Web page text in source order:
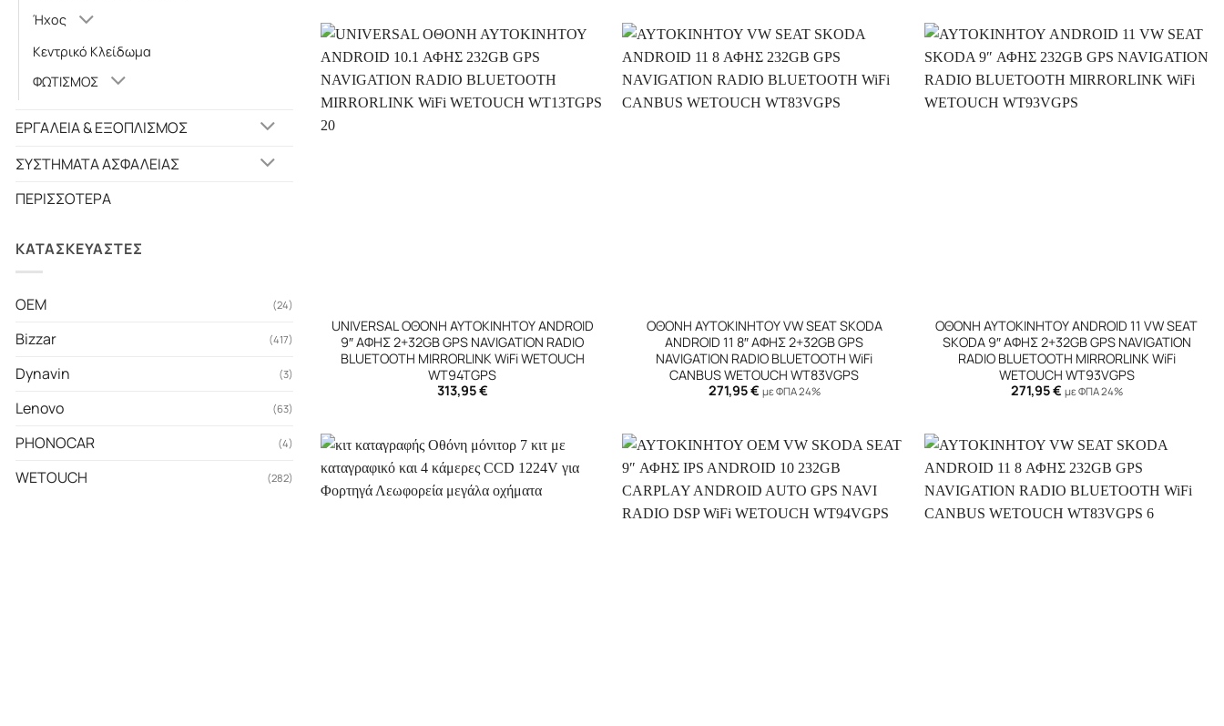
Ήχος
Κεντρικό Κλείδωμα
ΦΩΤΙΣΜΟΣ
ΕΡΓΑΛΕΙΑ & ΕΞΟΠΛΙΣΜΟΣ
ΣΥΣΤΗΜΑΤΑ ΑΣΦΑΛΕΙΑΣ
ΠΕΡΙΣΣΟΤΕΡΑ
ΚΑΤΑΣΚΕΥΑΣΤΕΣ
OEM (24)
Bizzar (417)
Dynavin (3)
Lenovo (63)
PHONOCAR (4)
WETOUCH (282)
UNIVERSAL ΟΘΟΝΗ ΑΥΤΟΚΙΝΗΤΟΥ ANDROID
9″ ΑΦΗΣ 2+32GB GPS NAVIGATION RADIO
BLUETOOTH MIRRORLINK WiFi WETOUCH
WT94TGPS
313,95€
ΟΘΟΝΗ ΑΥΤΟΚΙΝΗΤΟΥ VW SEAT SKODA
ANDROID 11 8″ ΑΦΗΣ 2+32GB GPS
NAVIGATION RADIO BLUETOOTH WiFi
CANBUS WETOUCH WT83VGPS
271,95€ με ΦΠΑ 24%
ΟΘΟΝΗ ΑΥΤΟΚΙΝΗΤΟΥ ANDROID 11 VW SEAT
SKODA 9″ ΑΦΗΣ 2+32GB GPS NAVIGATION
RADIO BLUETOOTH MIRRORLINK WiFi
WETOUCH WT93VGPS
271,95€ με ΦΠΑ 24%